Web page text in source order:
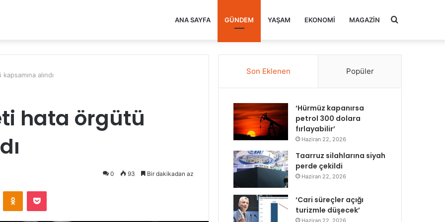
ANA SAYFA GÜNDEM YAŞAM EKONOMI MAGAZIN Arama
alındı
hata örgütü
0 93 Bir dakikadan az
Odnoklassniki
Pocket
Son Eklenen Popüler
‘Hürmüz kapanırsa
petrol 300 dolara
fırlayabilir’
Haziran 22, 2026
Taarruz silahlarına siyah
perde çekildi
Haziran 22, 2026
‘Cari süreçler açığı
turizmle düşecek’
Haziran 22, 2026